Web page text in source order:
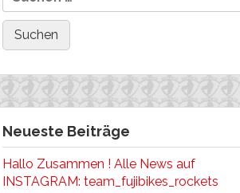
nach:
Neueste Beiträge
Hallo Zusammen ! Alle News auf
INSTAGRAM: team_fujibikes_rockets